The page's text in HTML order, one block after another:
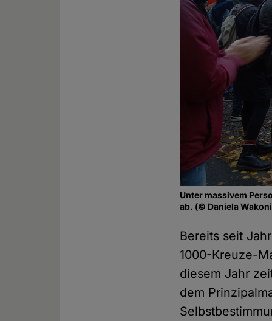
Unter massivem
ab. (© Daniela
Bereits seit
1000-Kreuze-
diesem Jahr
dem